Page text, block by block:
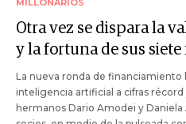
MILLONARIOS
Otra vez se dispara la
y la fortuna de sus
La nueva ronda de financiamiento
inteligencia artificial a cifras
hermanos Dario Amodei y